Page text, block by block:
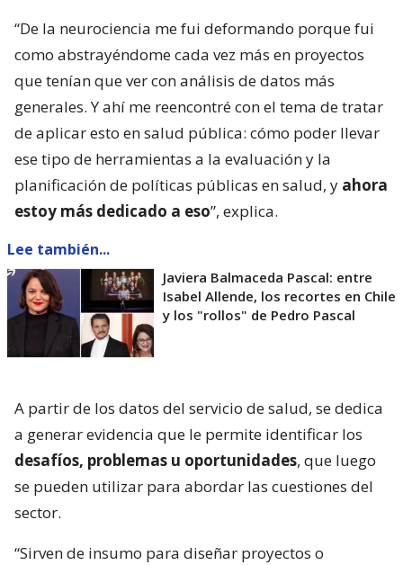
“De la neurociencia me fui deformando porque fui
como abstrayéndome cada vez más en proyectos
que tenían que ver con análisis de datos más
generales. Y ahí me reencontré con el tema de tratar
de aplicar esto en salud pública: cómo poder llevar
ese tipo de herramientas a la evaluación y la
planificación de políticas públicas en salud, y ahora
estoy más dedicado a eso”, explica.
Lee también...
Javiera Balmaceda Pascal: entre
Isabel Allende, los recortes en Chile
y los "rollos" de Pedro Pascal
A partir de los datos del servicio de salud, se dedica
a generar evidencia que le permite identificar los
desafíos, problemas u oportunidades, que luego
se pueden utilizar para abordar las cuestiones del
sector.
“Sirven de insumo para diseñar proyectos o